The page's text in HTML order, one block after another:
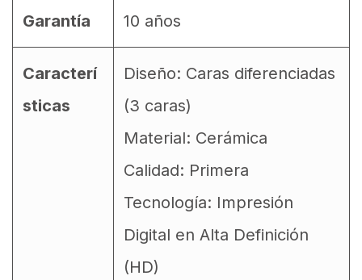
Garantía 10 años
Caracterí
sticas
Diseño: Caras diferenciadas
(3 caras)
Material: Cerámica
Calidad: Primera
Tecnología: Impresión
Digital en Alta Definición
(HD)